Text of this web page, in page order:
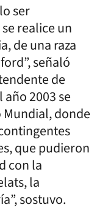
ser
realice un
de una raza
señaló
de
2003 se
donde
que pudieron
con la
la
sostuvo.